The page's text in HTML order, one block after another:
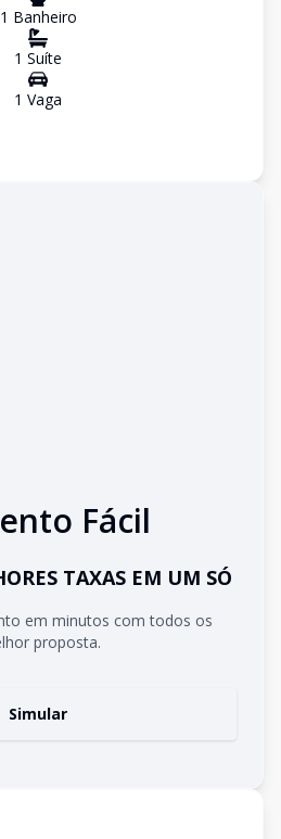
1 Banheiro
1 Suíte
1 Vaga
Fácil
TAXAS EM UM SÓ
em minutos com todos os
proposta.
Simular